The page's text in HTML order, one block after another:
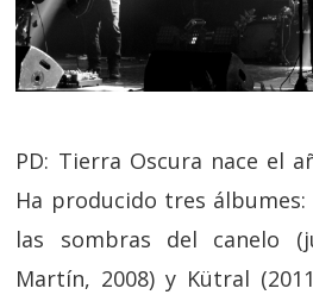
PD: Tierra Oscura nace el
Ha producido tres álbumes:
las sombras del canelo
Martín, 2008) y Kütral